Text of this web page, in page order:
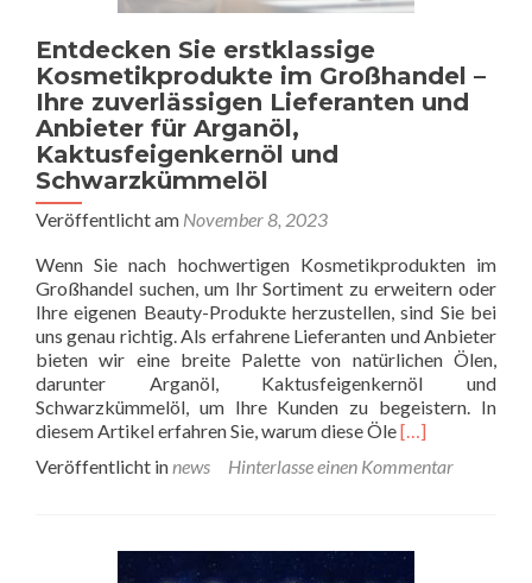
Entdecken Sie erstklassige
Kosmetikprodukte im Großhandel –
Ihre zuverlässigen Lieferanten und
Anbieter für Arganöl,
Kaktusfeigenkernöl und
Schwarzkümmelöl
Veröffentlicht am November 8, 2023
Wenn Sie nach hochwertigen Kosmetikprodukten im
Großhandel suchen, um Ihr Sortiment zu erweitern oder
Ihre eigenen Beauty-Produkte herzustellen, sind Sie bei
uns genau richtig. Als erfahrene Lieferanten und Anbieter
bieten wir eine breite Palette von natürlichen Ölen,
darunter Arganöl, Kaktusfeigenkernöl und
Schwarzkümmelöl, um Ihre Kunden zu begeistern. In
diesem Artikel erfahren Sie, warum diese ÖleLesen
mehr
Sie
[…]
Veröffentlicht innews Hinterlasse einen Kommentar